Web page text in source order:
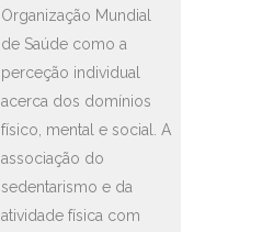
Organização Mundial
de Saúde como a
perceção individual
acerca dos domínios
físico, mental e social. A
associação do
sedentarismo e da
atividade física com